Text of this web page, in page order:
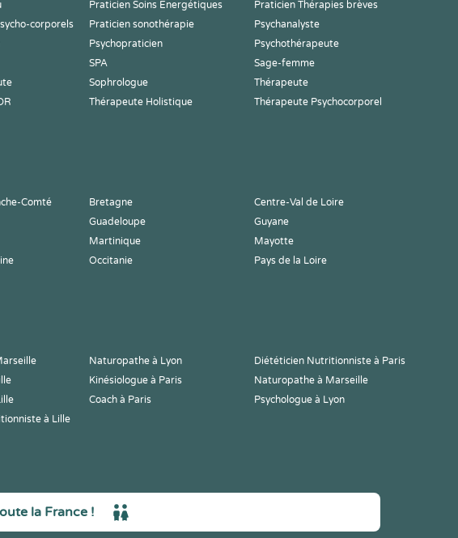
Praticien Soins Energétiques
Praticien Thérapies brèves
corporels Praticien sonothérapie
Psychanalyste
Psychopraticien
Psychothérapeute
SPA
Sage-femme
Sophrologue
Thérapeute
Thérapeute Holistique
Thérapeute Psychocorporel
Comté Bretagne
Centre-Val de Loire
Guadeloupe
Guyane
Martinique
Mayotte
Occitanie
Pays de la Loire
Naturopathe à Lyon
Diététicien Nutritionniste à Paris
Kinésiologue à Paris
Naturopathe à Marseille
Coach à Paris
Psychologue à Lyon
à Lille
la France !